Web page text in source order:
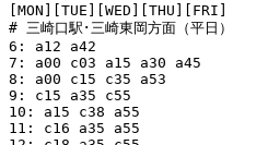
[MON][TUE][WED][THU][FRI]
# 三崎口駅･三崎東岡方面（平日）
6: a12 a42
7: a00 c03 a15 a30 a45
8: a00 c15 c35 a53
9: c15 a35 c55
10: a15 c38 a55
11: c16 a35 a55